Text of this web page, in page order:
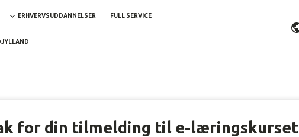
ERHVERVSUDDANNELSER FULL SERVICE
for din tilmelding til e-læringskurset